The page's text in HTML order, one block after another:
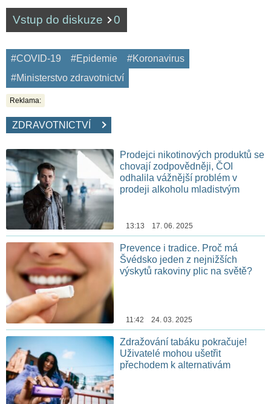
Vstup do diskuze 0
#COVID-19 #Epidemie
#Koronavirus
#Ministerstvo zdravotnictví
Reklama:
ZDRAVOTNICTVÍ
Prodejci nikotinových produktů se
chovají zodpovědněji, ČOI
odhalila vážnější problém v
prodeji alkoholu mladistvým
13:13 17. 06. 2025
Prevence i tradice. Proč má
Švédsko jeden z nejnižších
výskytů rakoviny plic na světě?
11:42 24. 03. 2025
Zdražování tabáku pokračuje!
Uživatelé mohou ušetřit
přechodem k alternativám